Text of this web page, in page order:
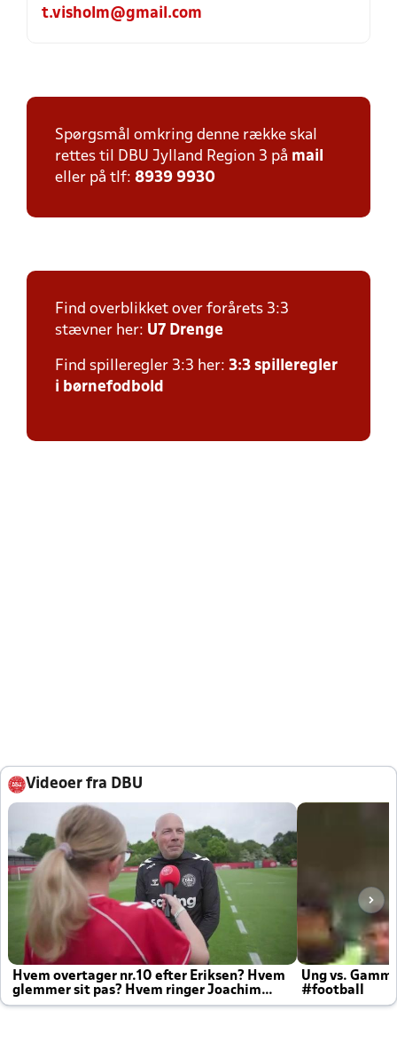
t.visholm@gmail.com
Spørgsmål omkring denne række skal
rettes til DBU Jylland Region 3 på mail
eller på tlf: 8939 9930
Find overblikket over forårets 3:3
stævner her: U7 Drenge
Find spilleregler 3:3 her: 3:3 spilleregler
i børnefodbold
Videoer fra DBU
Hvem overtager nr.10 efter Eriksen? Hvem
glemmer sit pas? Hvem ringer Joachim
altid til efter kampe?
Ung vs.
#football